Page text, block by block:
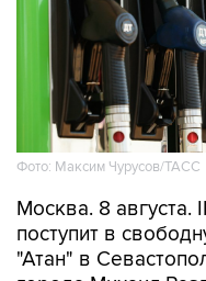
Фото: Максим Чурусов/ТАСС
Москва. 8 августа.
поступит в
"Атан" в